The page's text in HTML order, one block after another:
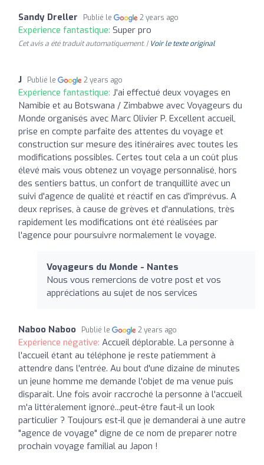
Sandy Dreller Publié le 2 years ago
Expérience fantastique: Super pro
Cet avis a été traduit automatiquement. | Voir le texte original
J Publié le 2 years ago
Expérience fantastique: J'ai effectué deux voyages en
Namibie et au Botswana / Zimbabwe avec Voyageurs du
Monde organisés avec Marc Olivier P. Excellent accueil,
prise en compte parfaite des attentes du voyage et
construction sur mesure des itinéraires avec toutes les
modifications possibles. Certes tout cela a un coût plus
élevé mais vous obtenez un voyage personnalisé, hors
des sentiers battus, un confort de tranquillité avec un
suivi d'agence de qualité et réactif en cas d'imprévus. A
deux reprises, à cause de grèves et d'annulations, très
rapidement les modifications ont été réalisées par
l'agence pour poursuivre normalement le voyage.
Voyageurs du Monde - Nantes
Nous vous remercions de votre post et vos
appréciations au sujet de nos services
Naboo Naboo Publié le 2 years ago
Expérience négative: Accueil déplorable. La personne à
l'accueil étant au téléphone je reste patiemment à
attendre dans l'entrée. Au bout d'une dizaine de minutes
un jeune homme me demande l'objet de ma venue puis
disparait. Une fois avoir raccroché la personne à l'accueil
m'a littéralement ignoré...peut-être faut-il un look
particulier ? Toujours est-il que je demanderai à une autre
"agence de voyage" digne de ce nom de preparer notre
prochain voyage familial au Japon !